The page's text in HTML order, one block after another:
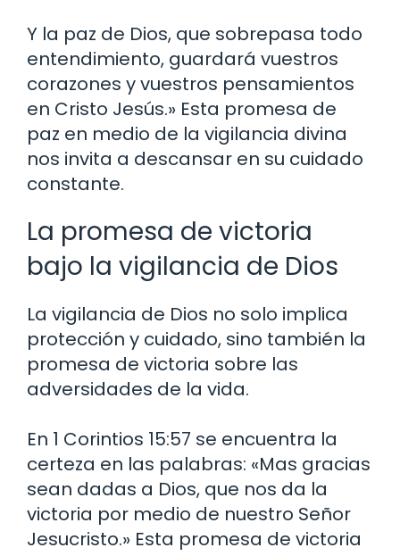
Y la paz de Dios, que sobrepasa todo
entendimiento, guardará vuestros
corazones y vuestros pensamientos
en Cristo Jesús.» Esta promesa de
paz en medio de la vigilancia divina
nos invita a descansar en su cuidado
constante.
La promesa de victoria
bajo la vigilancia de Dios
La vigilancia de Dios no solo implica
protección y cuidado, sino también la
promesa de victoria sobre las
adversidades de la vida.
En 1 Corintios 15:57 se encuentra la
certeza en las palabras: «Mas gracias
sean dadas a Dios, que nos da la
victoria por medio de nuestro Señor
Jesucristo.» Esta promesa de victoria